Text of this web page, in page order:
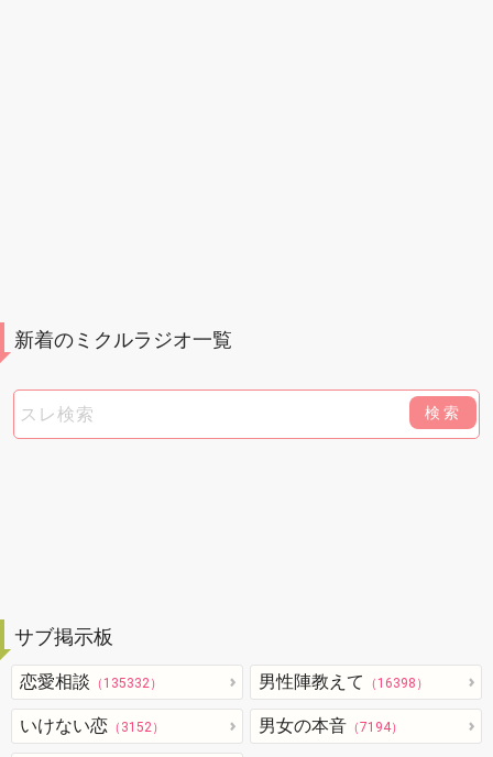
新着のミクルラジオ一覧
検索
サブ掲示板
恋愛相談 （135332） 男性陣教えて （16398）
いけない恋 （3152） 男女の本音 （7194）